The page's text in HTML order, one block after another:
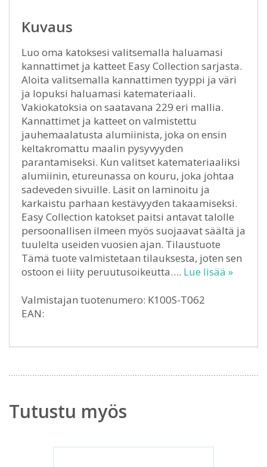
Kuvaus
Luo oma katoksesi valitsemalla haluamasi
kannattimet ja katteet Easy Collection sarjasta.
Aloita valitsemalla kannattimen tyyppi ja väri
ja lopuksi haluamasi katemateriaali.
Vakiokatoksia on saatavana 229 eri mallia.
Kannattimet ja katteet on valmistettu
jauhemaalatusta alumiinista, joka on ensin
keltakromattu maalin pysyvyyden
parantamiseksi. Kun valitset katemateriaaliksi
alumiinin, etureunassa on kouru, joka johtaa
sadeveden sivuille. Lasit on laminoitu ja
karkaistu parhaan kestävyyden takaamiseksi.
Easy Collection katokset paitsi antavat talolle
persoonallisen ilmeen myös suojaavat säältä ja
tuulelta useiden vuosien ajan. Tilaustuote
Tämä tuote valmistetaan tilauksesta, joten sen
ostoon ei liity peruutusoikeutta…. Lue lisää »
Valmistajan tuotenumero: K100S-T062
EAN:
Tutustu myös